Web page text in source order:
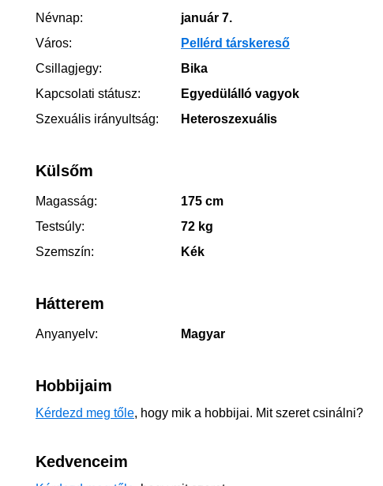
Névnap:
január 7.
Város:
Pellérd társkereső
Csillagjegy:
Bika
Kapcsolati státusz:
Egyedülálló vagyok
Szexuális irányultság:
Heteroszexuális
Külsőm
Magasság:
175 cm
Testsúly:
72 kg
Szemszín:
Kék
Hátterem
Anyanyelv: Magyar
Hobbijaim
Kérdezd meg tőle, hogy mik a hobbijai. Mit szeret csinálni?
Kedvenceim